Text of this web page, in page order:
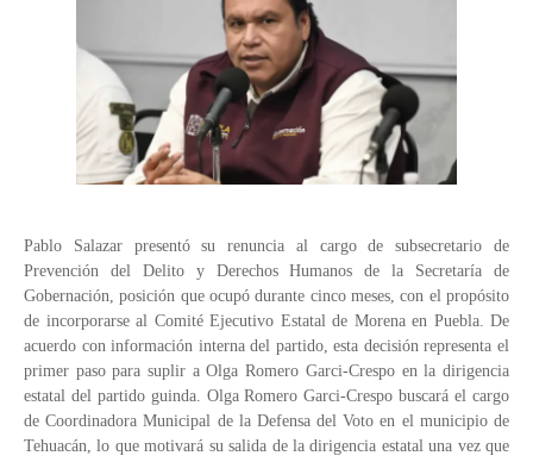
Pablo Salazar presentó su renuncia al cargo de subsecretario de
Prevención del Delito y Derechos Humanos de la Secretaría de
Gobernación, posición que ocupó durante cinco meses, con el propósito
de incorporarse al Comité Ejecutivo Estatal de Morena en Puebla. De
acuerdo con información interna del partido, esta decisión representa el
primer paso para suplir a Olga Romero Garci-Crespo en la dirigencia
estatal del partido guinda. Olga Romero Garci-Crespo buscará el cargo
de Coordinadora Municipal de la Defensa del Voto en el municipio de
Tehuacán, lo que motivará su salida de la dirigencia estatal una vez que